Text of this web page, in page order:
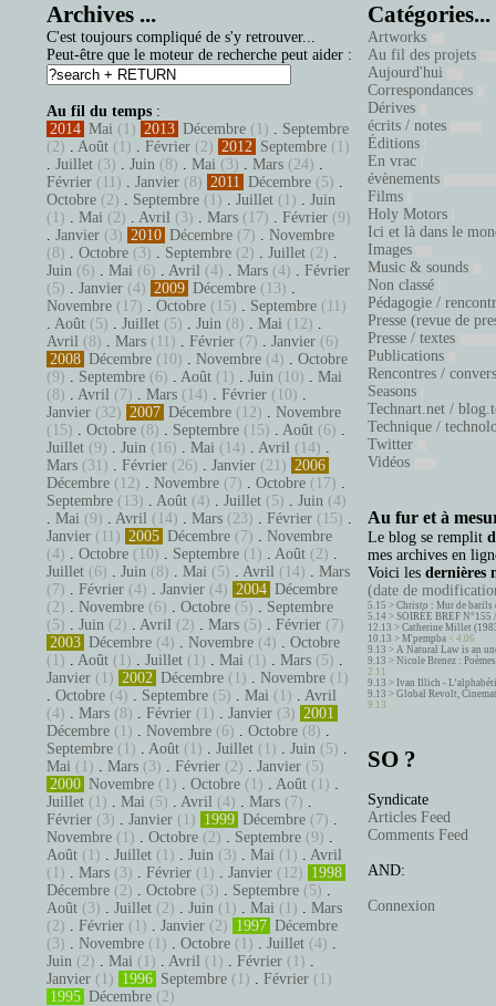
Archives ...
C'est toujours compliqué de s'y retrouver...
Peut-être que le moteur de recherche peut aider :
Au fil du temps :
2014 Mai (1) 2013 Décembre (1) . Septembre
(2) . Août (1) . Février (2) 2012 Septembre (1)
. Juillet (3) . Juin (8) . Mai (3) . Mars (24) .
Février (11) . Janvier (8) 2011 Décembre (5) .
Octobre (2) . Septembre (1) . Juillet (1) . Juin
(1) . Mai (2) . Avril (3) . Mars (17) . Février (9)
. Janvier (3) 2010 Décembre (7) . Novembre
(8) . Octobre (3) . Septembre (2) . Juillet (2) .
Juin (6) . Mai (6) . Avril (4) . Mars (4) . Février
(5) . Janvier (4) 2009 Décembre (13) .
Novembre (17) . Octobre (15) . Septembre (11)
. Août (5) . Juillet (5) . Juin (8) . Mai (12) .
Avril (8) . Mars (11) . Février (7) . Janvier (6)
2008 Décembre (10) . Novembre (4) . Octobre
(9) . Septembre (6) . Août (1) . Juin (10) . Mai
(8) . Avril (7) . Mars (14) . Février (10) .
Janvier (32) 2007 Décembre (12) . Novembre
(15) . Octobre (8) . Septembre (15) . Août (6) .
Juillet (9) . Juin (16) . Mai (14) . Avril (14) .
Mars (31) . Février (26) . Janvier (21) 2006
Décembre (12) . Novembre (7) . Octobre (17) .
Septembre (13) . Août (4) . Juillet (5) . Juin (4)
. Mai (9) . Avril (14) . Mars (23) . Février (15) .
Janvier (11) 2005 Décembre (7) . Novembre
(4) . Octobre (10) . Septembre (1) . Août (2) .
Juillet (6) . Juin (8) . Mai (5) . Avril (14) . Mars
(7) . Février (4) . Janvier (4) 2004 Décembre
(2) . Novembre (6) . Octobre (5) . Septembre
(5) . Juin (2) . Avril (2) . Mars (5) . Février (7)
2003 Décembre (4) . Novembre (4) . Octobre
(1) . Août (1) . Juillet (1) . Mai (1) . Mars (5) .
Janvier (1) 2002 Décembre (1) . Novembre (1)
. Octobre (4) . Septembre (5) . Mai (1) . Avril
(4) . Mars (8) . Février (1) . Janvier (3) 2001
Décembre (1) . Novembre (6) . Octobre (8) .
Septembre (1) . Août (1) . Juillet (1) . Juin (5) .
Mai (1) . Mars (3) . Février (2) . Janvier (5)
2000 Novembre (1) . Octobre (1) . Août (1) .
Juillet (1) . Mai (5) . Avril (4) . Mars (7) .
Février (3) . Janvier (1) 1999 Décembre (7) .
Novembre (1) . Octobre (2) . Septembre (9) .
Août (1) . Juillet (1) . Juin (3) . Mai (1) . Avril
(1) . Mars (3) . Février (1) . Janvier (12) 1998
Décembre (2) . Octobre (3) . Septembre (5) .
Août (3) . Juillet (2) . Juin (1) . Mai (1) . Mars
(2) . Février (1) . Janvier (2) 1997 Décembre
(3) . Novembre (1) . Octobre (1) . Juillet (4) .
Juin (2) . Mai (1) . Avril (1) . Février (1) .
Janvier (1) 1996 Septembre (1) . Février (1)
1995 Décembre (2)
Catégories...
Artworks
Au fil des projets
Aujourd'hui
Correspondances
Dérives
écrits / notes
Éditions
En vrac
évènements
Films
Holy Motors
Ici et là dans le
Images
Music & sounds
Non classé
Pédagogie /
Presse (revue de
Presse / textes
Publications
Rencontres /
Seasons
Technart.net /
Technique /
Twitter
Vidéos
Au fur et à
Le blog se remplit
mes archives en
Voici les dernières
(date de
5.15 > Christo : Mur de barils
5.14 > SOIRÉE BREF
12.13 > Catherine Millet
10.13 > M'pempba < 4.06
9.13 > A Natural Law is an
9.13 > Nicole Brenez :
2.11
9.13 > Ivan Illich -
9.13 > Global Revolt,
9.13
SO ?
Syndicate
Articles Feed
Comments Feed
AND:
Connexion